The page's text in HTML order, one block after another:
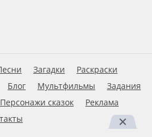
Загадки
Раскраски
Блог Мультфильмы
Задания
Персонажи сказок
Реклама